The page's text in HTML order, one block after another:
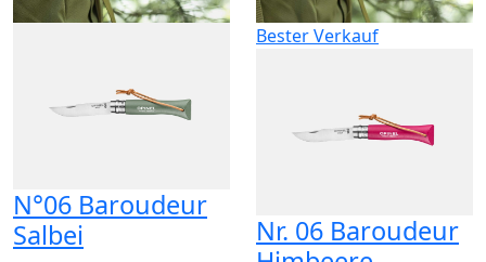
N°06 Baroudeur
Salbei
Bester Verkauf
Nr. 06 Baroudeur